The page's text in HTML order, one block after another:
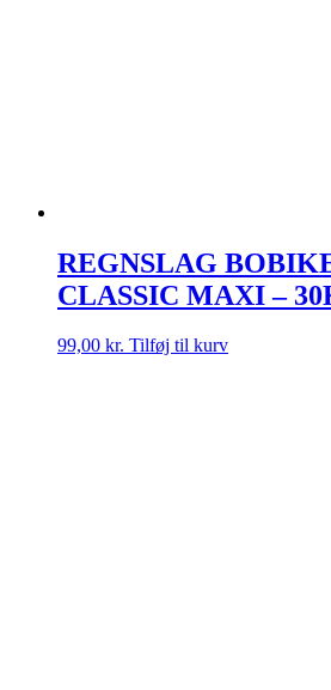
REGNSLAG
CLASSIC MAXI –
99,00 kr. Tilføj til kurv